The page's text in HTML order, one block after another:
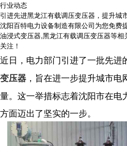
行业动态
引进先进黑龙江有载调压变压器，提升城
沈阳百特电力设备制造有限公司为您免费
油浸式变压器,黑龙江有载调压变压器等
关注！
近日，电力部门引进了一批先进
变压器 ，旨在进一步提升城市
量。这一举措标志着沈阳市在电
方面迈出了坚实的一步。